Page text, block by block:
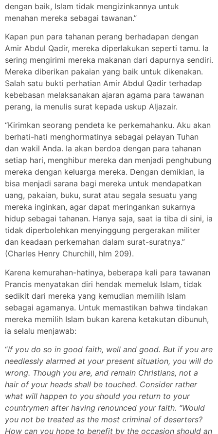
dengan baik, Islam tidak mengizinkannya untuk
menahan mereka sebagai tawanan.”
Kapan pun para tahanan perang berhadapan dengan
Amir Abdul Qadir, mereka diperlakukan seperti tamu. Ia
sering mengirimi mereka makanan dari dapurnya sendiri.
Mereka diberikan pakaian yang baik untuk dikenakan.
Salah satu bukti perhatian Amir Abdul Qadir terhadap
kebebasan melaksanakan ajaran agama para tawanan
perang, ia menulis surat kepada uskup Aljazair.
“Kirimkan seorang pendeta ke perkemahanku. Aku akan
berhati-hati menghormatinya sebagai pelayan Tuhan
dan wakil Anda. Ia akan berdoa dengan para tahanan
setiap hari, menghibur mereka dan menjadi penghubung
mereka dengan keluarga mereka. Dengan demikian, ia
bisa menjadi sarana bagi mereka untuk mendapatkan
uang, pakaian, buku, surat atau segala sesuatu yang
mereka inginkan, agar dapat meringankan sukarnya
hidup sebagai tahanan. Hanya saja, saat ia tiba di sini, ia
tidak diperbolehkan menyinggung pergerakan militer
dan keadaan perkemahan dalam surat-suratnya.”
(Charles Henry Churchill, hlm 209).
Karena kemurahan-hatinya, beberapa kali para tawanan
Prancis menyatakan diri hendak memeluk Islam, tidak
sedikit dari mereka yang kemudian memilih Islam
sebagai agamanya. Untuk memastikan bahwa tindakan
mereka memilih Islam bukan karena ketakutan dibunuh,
ia selalu menjawab:
“If you do so in good faith, well and good. But if you are
needlessly alarmed at your present situation, you will do
wrong. Though you are, and remain Christians, not a
hair of your heads shall be touched. Consider rather
what will happen to you should you return to your
countrymen after having renounced your faith. “Would
you not be treated as the most criminal of deserters?
How can you hope to benefit by the occasion should an